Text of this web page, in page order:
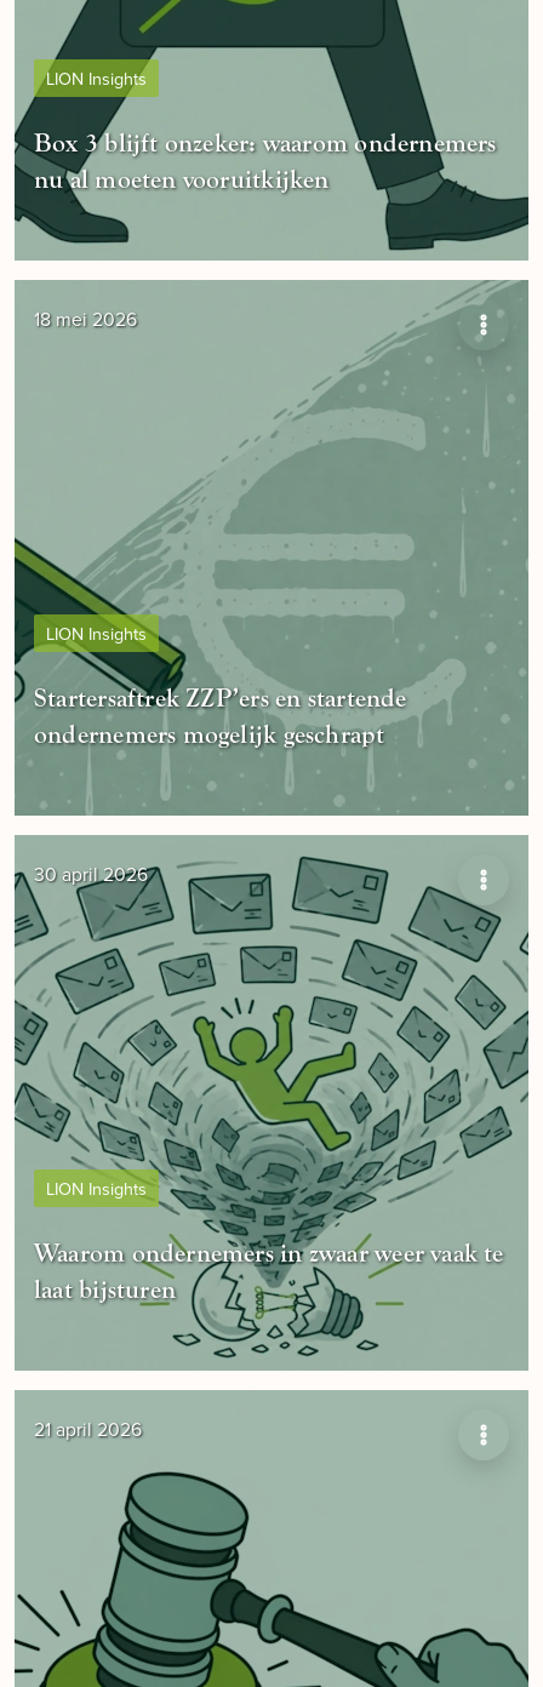
LION Insights
Box 3 blijft onzeker: waarom ondernemers
nu al moeten vooruitkijken
18 mei 2026
LION Insights
Startersaftrek ZZP’ers en startende
ondernemers mogelijk geschrapt
30 april 2026
LION Insights
Waarom ondernemers in zwaar weer vaak te
laat bijsturen
21 april 2026